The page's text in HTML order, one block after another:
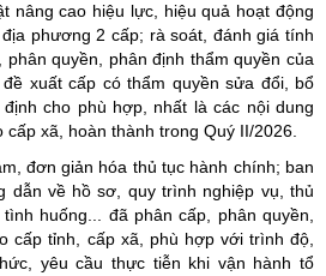
nâng cao hiệu lực, hiệu quả hoạt động
phương 2 cấp; rà soát, đánh giá tính
phân quyền, phân định thẩm quyền của
xuất cấp có thẩm quyền sửa đổi, bổ
cho phù hợp, nhất là các nội dung
xã, hoàn thành trong Quý II/2026.
đơn giản hóa thủ tục hành chính; ban
dẫn về hồ sơ, quy trình nghiệp vụ, thủ
huống... đã phân cấp, phân quyền,
cấp tỉnh, cấp xã, phù hợp với trình độ,
yêu cầu thực tiễn khi vận hành tổ